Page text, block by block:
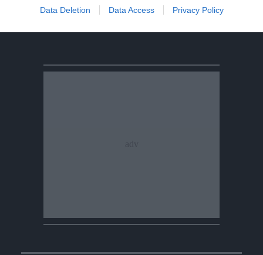
Data Deletion Data Access Privacy Policy